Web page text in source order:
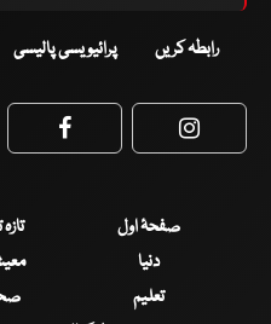
رابطہ کریں پرائیویسی پالیسی
Facebook
صفحۂ اول
دنیا
تعلیم